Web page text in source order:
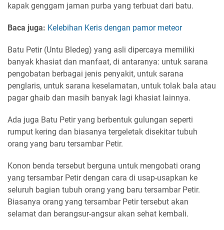
kapak genggam jaman purba yang terbuat dari batu.
Baca juga: Kelebihan Keris dengan pamor meteor
Batu Petir (Untu Bledeg) yang asli dipercaya memiliki
banyak khasiat dan manfaat, di antaranya: untuk sarana
pengobatan berbagai jenis penyakit, untuk sarana
penglaris, untuk sarana keselamatan, untuk tolak bala atau
pagar ghaib dan masih banyak lagi khasiat lainnya.
Ada juga Batu Petir yang berbentuk gulungan seperti
rumput kering dan biasanya tergeletak disekitar tubuh
orang yang baru tersambar Petir.
Konon benda tersebut berguna untuk mengobati orang
yang tersambar Petir dengan cara di usap-usapkan ke
seluruh bagian tubuh orang yang baru tersambar Petir.
Biasanya orang yang tersambar Petir tersebut akan
selamat dan berangsur-angsur akan sehat kembali.